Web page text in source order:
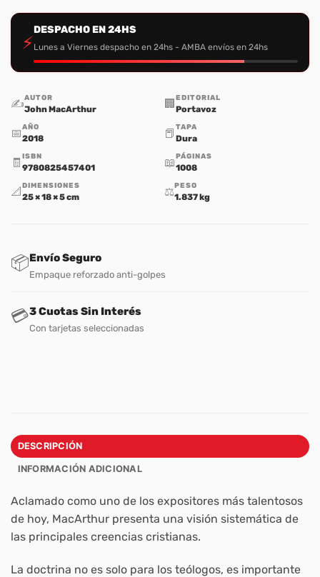
⚡
DESPACHO EN 24HS
Lunes a Viernes despacho en 24hs - AMBA envíos en 24hs
✍️AUTOR
John MacArthur 🏢 EDITORIAL
Portavoz
📅AÑO
2018 📕 TAPA
Dura
🧾 ISBN
9780825457401 📖PÁGINAS
1008
📐 DIMENSIONES
25 × 18 × 5 cm ⚖️PESO
1.837 kg
📦Envío Seguro
Empaque reforzado anti-golpes
💳3 Cuotas Sin Interés
Con tarjetas seleccionadas
DESCRIPCIÓN
INFORMACIÓN ADICIONAL
Aclamado como uno de los expositores más talentosos
de hoy, MacArthur presenta una visión sistemática de
las principales creencias cristianas.
La doctrina no es solo para los teólogos, es importante